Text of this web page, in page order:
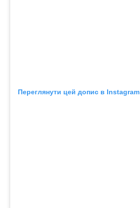
Переглянути цей допис в Instagram